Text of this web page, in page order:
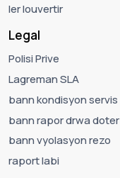
ler louvertir
Legal
Polisi Prive
Lagreman SLA
bann kondisyon servis
bann rapor drwa doter
bann vyolasyon rezo
raport labi